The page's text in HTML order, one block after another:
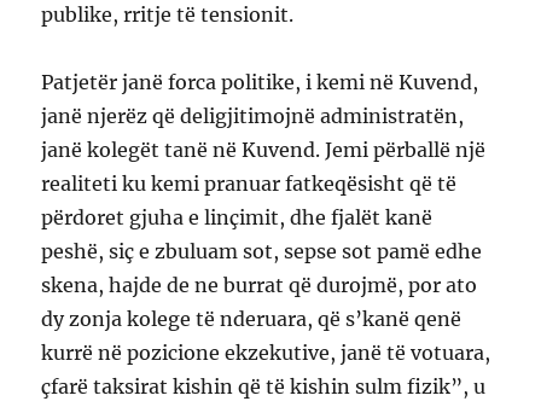
publike, rritje të tensionit.
Patjetër janë forca politike, i kemi në Kuvend,
janë njerëz që deligjitimojnë administratën,
janë kolegët tanë në Kuvend. Jemi përballë një
realiteti ku kemi pranuar fatkeqësisht që të
përdoret gjuha e linçimit, dhe fjalët kanë
peshë, siç e zbuluam sot, sepse sot pamë edhe
skena, hajde de ne burrat që durojmë, por ato
dy zonja kolege të nderuara, që s’kanë qenë
kurrë në pozicione ekzekutive, janë të votuara,
çfarë taksirat kishin që të kishin sulm fizik”, u